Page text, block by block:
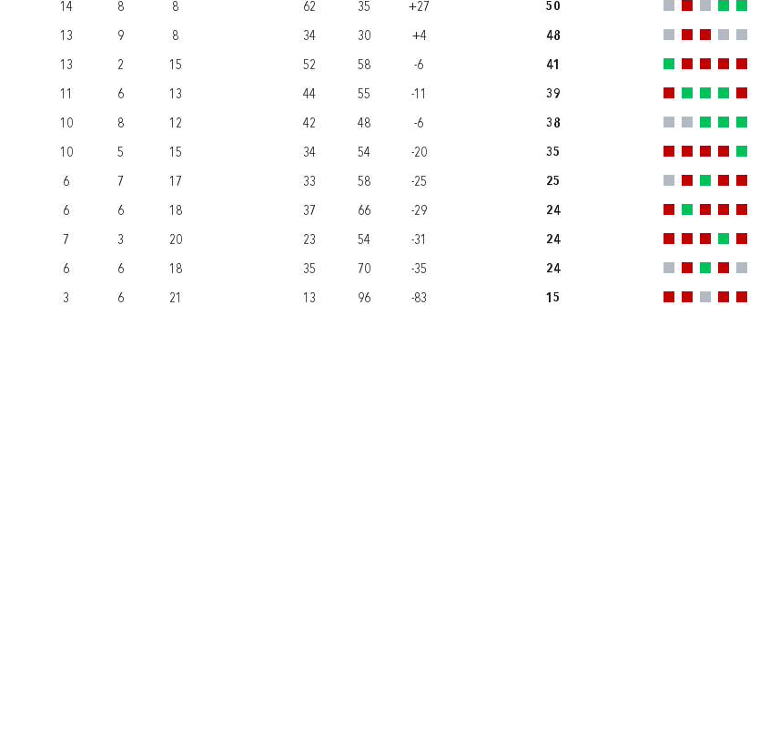
14 8 8 62 35 +27 50
13 9 8 34 30 +4 48
13 2 15 52 58 -6 41
11 6 13 44 55 -11 39
10 8 12 42 48 -6 38
10 5 15 34 54 -20 35
6 7 17 33 58 -25 25
6 6 18 37 66 -29 24
7 3 20 23 54 -31 24
6 6 18 35 70 -35 24
3 6 21 13 96 -83 15